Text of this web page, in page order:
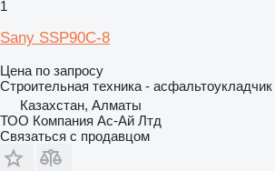
1
Sany SSP90C-8
Цена по запросу
Строительная техника -
Казахстан, Алматы
ТОО Компания Ас-Ай Лтд
Связаться с продавцом